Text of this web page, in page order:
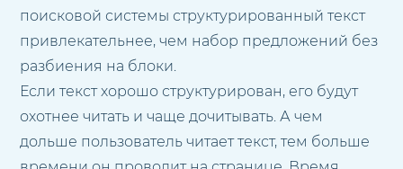
поисковой системы структурированный текст
привлекательнее, чем набор предложений без
разбиения на блоки.
Если текст хорошо структурирован, его будут
охотнее читать и чаще дочитывать. А чем
дольше пользователь читает текст, тем больше